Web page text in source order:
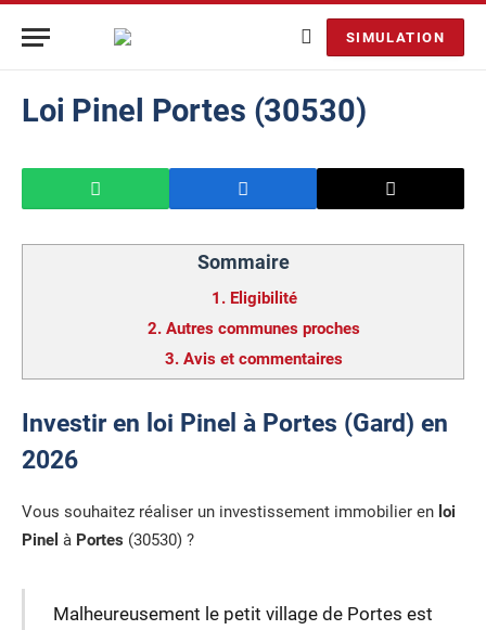
SIMULATION
Loi Pinel Portes (30530)
Sommaire
1. Eligibilité
2. Autres communes proches
3. Avis et commentaires
Investir en loi Pinel à Portes (Gard) en
2026
Vous souhaitez réaliser un investissement immobilier en loi
Pinel à Portes (30530) ?
Malheureusement le petit village de Portes est